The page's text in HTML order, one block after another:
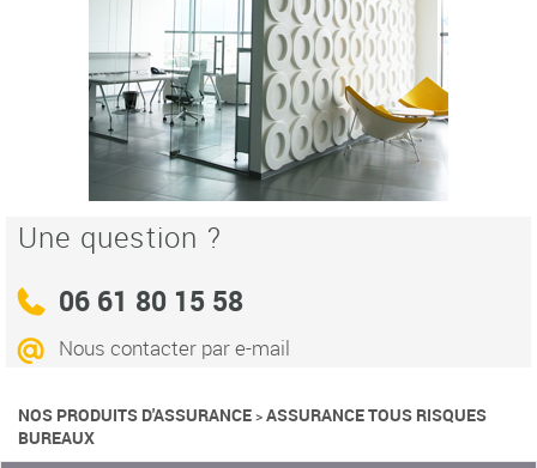
Une question ?
06 61 80 15 58
Nous contacter par e-mail
NOS PRODUITS D'ASSURANCE>ASSURANCE TOUS RISQUES
BUREAUX